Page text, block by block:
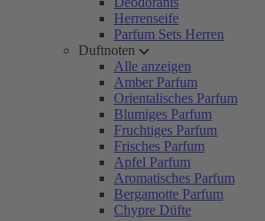
Herrenseife
Parfum Sets Herren
Duftnoten
Alle anzeigen
Amber Parfum
Orientalisches Parfum
Blumiges Parfum
Fruchtiges Parfum
Frisches Parfum
Apfel Parfum
Aromatisches Parfum
Bergamotte Parfum
Chypre Düfte